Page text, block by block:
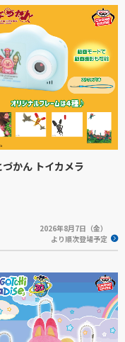
づかん トイカメラ
2026年8月7日（金）
より順次登場予定